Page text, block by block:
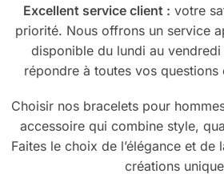
Excellent service client : votre
priorité. Nous offrons un service
disponible du lundi au
répondre à toutes vos
Choisir nos bracelets pour
accessoire qui combine style,
Faites le choix de l’élégance et de
créations